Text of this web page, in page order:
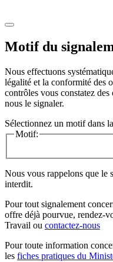
Motif du
Nous effectuons
légalité et la conformité des
contrôles vous constatez
nous le signaler.
Sélectionnez un motif dans
Motif:
Nous vous rappelons que le
interdit.
Pour tout signalement
offre déjà pourvue, rendez-
Travail ou contactez-nous
Pour toute information
les fiches pratiques du